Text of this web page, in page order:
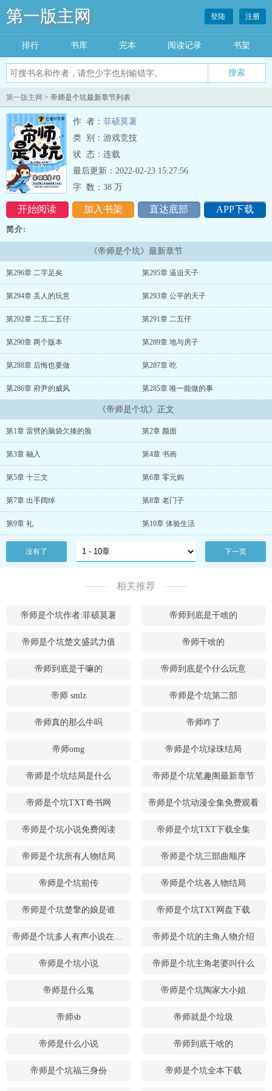
第一版主网
搜索
登陆 注册
排行 书库 完本 阅读记录 书架
第一版主网 > 帝师是个坑最新章节列表
作 者： 菲硕莫薯
类 别：游戏竞技
状 态：连载
开始阅读 加入书架 直达底部 APP下载
最后更新：2022-02-23 15:27:56
字 数： 38 万
简介:
《帝师是个坑》最新章节
第296章 二字足矣 第295章 逼迫天子
第294章 丢人的玩意 第293章 公平的天子
第292章 二五二五仔 第291章 二五仔
第290章 两个版本 第289章 地与房子
第288章 后悔也要做 第287章 吃
第286章 府尹的威风 第285章 唯一能做的事
《帝师是个坑》正文
第1章 雷劈的脑袋欠揍的脸 第2章 颜面
第3章 融入 第4章 书画
第5章 十三文 第6章 零元购
第7章 出手阔绰 第8章 老门子
第9章 礼 第10章 体验生活
没有了 下一页
相关推荐
帝师是个坑作者:菲硕莫薯 帝师到底是干啥的
帝师是个坑楚文盛武力值 帝师干啥的
帝师到底是干嘛的 帝师到底是个什么玩意
帝师 smlz 帝师是个坑第二部
帝师真的那么牛吗 帝师咋了
帝师omg 帝师是个坑绿珠结局
帝师是个坑结局是什么 帝师是个坑笔趣阁最新章节
帝师是个坑TXT奇书网 帝师是个坑动漫全集免费观看
帝师是个坑小说免费阅读 帝师是个坑TXT下载全集
帝师是个坑所有人物结局 帝师是个坑三部曲顺序
帝师是个坑前传 帝师是个坑各人物结局
帝师是个坑楚擎的娘是谁 帝师是个坑TXT网盘下载
帝师是个坑多人有声小说在线收听 帝师是个坑的主角人物介绍
帝师是个坑小说 帝师是个坑主角老婆叫什么
帝师是什么鬼 帝师是个坑陶家大小姐
帝师sb 帝师就是个垃圾
帝师是什么小说 帝师到底干啥的
帝师是个坑福三身份 帝师是个坑全本下载